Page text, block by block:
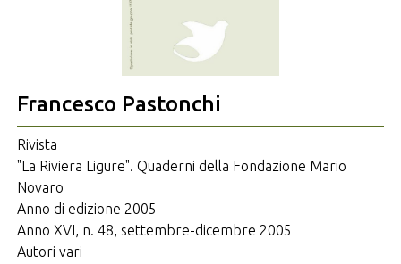
Francesco Pastonchi
Rivista
"La Riviera Ligure". Quaderni della Fondazione Mario
Novaro
Anno di edizione 2005
Anno XVI, n. 48, settembre-dicembre 2005
Autori vari